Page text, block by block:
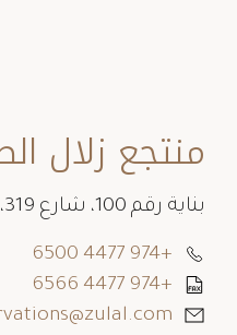
منتجع زلال
بناية رقم 100، شارع 319، المنطقة 79، ص.ب، 70034 الرويس قطر
+974 4477 6500
+974 4477 6566